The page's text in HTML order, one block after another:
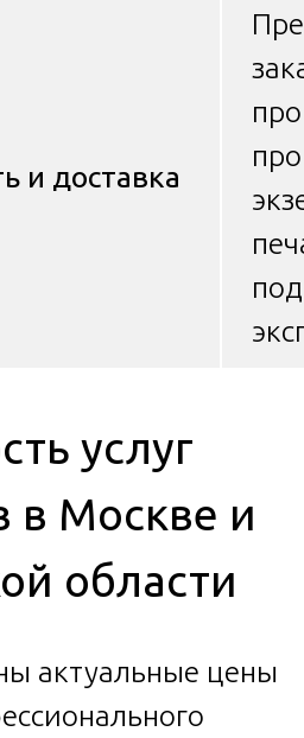
и доставка
услуг
в Москве и
области
актуальные цены